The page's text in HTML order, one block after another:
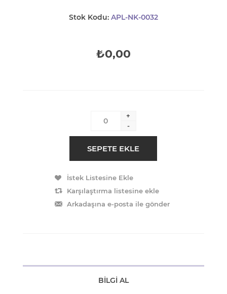
Stok Kodu: APL-NK-0032
₺0,00
+
-
BILGI AL